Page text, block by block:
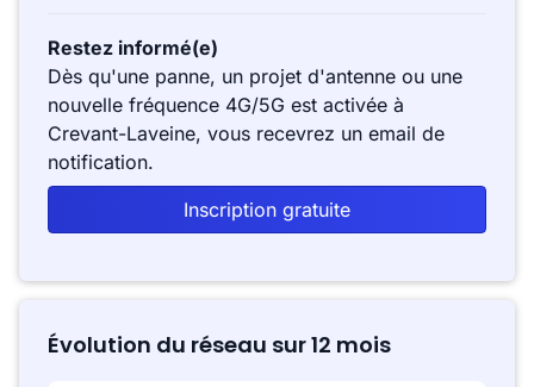
Restez informé(e)
Dès qu'une panne, un projet d'antenne ou une
nouvelle fréquence 4G/5G est activée à
Crevant-Laveine, vous recevrez un email de
notification.
Inscription gratuite
Évolution du réseau sur 12 mois